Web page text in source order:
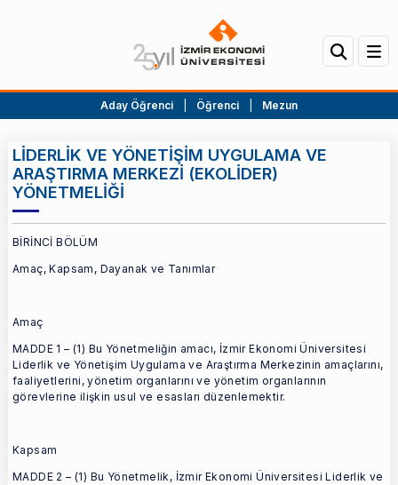
Aday Öğrenci Öğrenci Mezun
LİDERLİK VE YÖNETİŞİM UYGULAMA VE
ARAŞTIRMA MERKEZİ (EKOLİDER)
YÖNETMELİĞİ
BİRİNCİ BÖLÜM
Amaç, Kapsam, Dayanak ve Tanımlar
Amaç
MADDE 1 – (1) Bu Yönetmeliğin amacı, İzmir Ekonomi Üniversitesi
Liderlik ve Yönetişim Uygulama ve Araştırma Merkezinin amaçlarını,
faaliyetlerini, yönetim organlarını ve yönetim organlarının
görevlerine ilişkin usul ve esasları düzenlemektir.
Kapsam
MADDE 2 – (1) Bu Yönetmelik, İzmir Ekonomi Üniversitesi Liderlik ve